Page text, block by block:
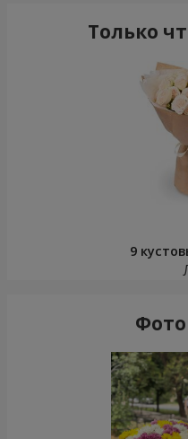
Только
9